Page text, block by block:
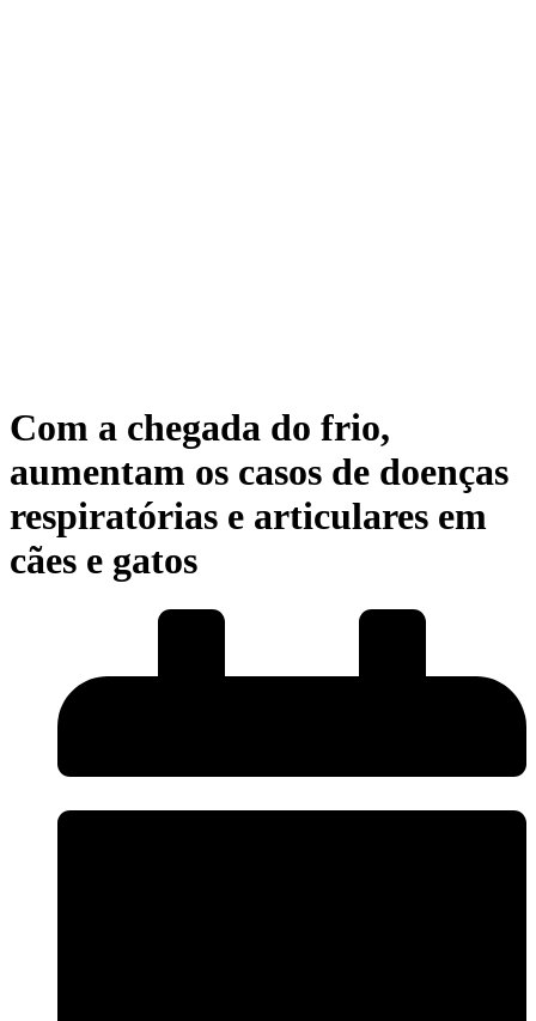
Com a chegada do frio,
aumentam os casos de doenças
respiratórias e articulares em
cães e gatos